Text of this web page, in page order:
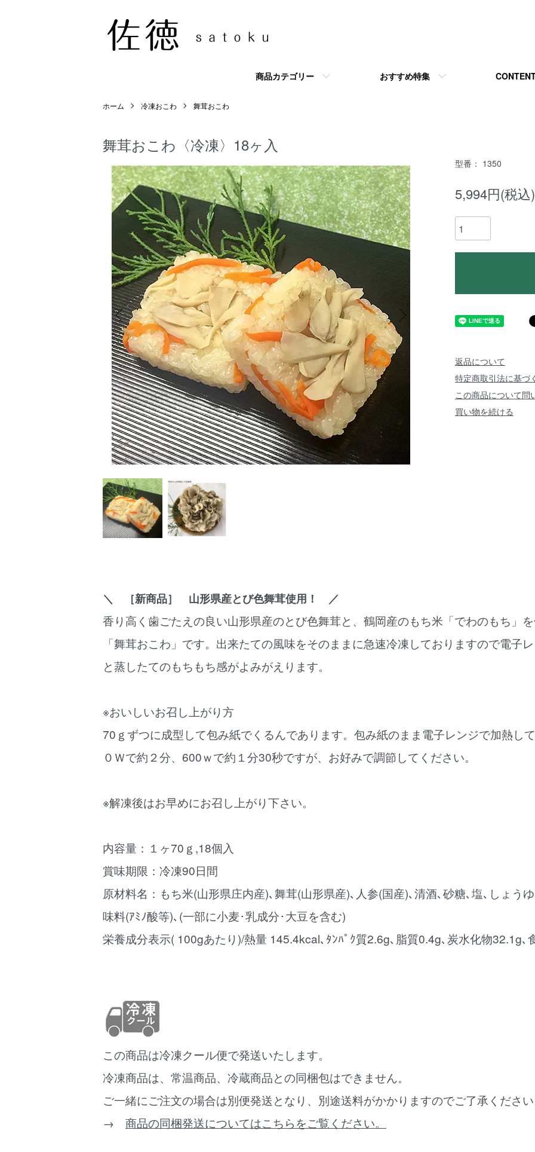
商品カテゴリー おすすめ特集
ホーム 冷凍おこわ 舞茸おこわ
舞茸おこわ〈冷凍〉18ヶ入
型番： 1350
5,994円(税込)
返品について
特定商取引法に基づ
この商品について問
買い物を続ける
＼ ［新商品］ 山形県産とび色舞茸使用！ ／
香り高く歯ごたえの良い山形県産のとび色舞茸と、鶴岡産のもち米「でわのもち」
「舞茸おこわ」です。出来たての風味をそのままに急速冷凍しておりますので電子
と蒸したてのもちもち感がよみがえります。
※おいしいお召し上がり方
70ｇずつに成型して包み紙でくるんであります。包み紙のまま電子レンジで加熱し
０Ｗで約２分、600ｗで約１分30秒ですが、お好みで調節してください。
※解凍後はお早めにお召し上がり下さい。
内容量：１ヶ70ｇ,18個入
賞味期限：冷凍90日間
原材料名：もち米(山形県庄内産)､舞茸(山形県産)､人参(国産)､清酒､砂糖､塩､しょう
味料(ｱﾐﾉ酸等)､(一部に小麦･乳成分･大豆を含む)
栄養成分表示( 100gあたり)/熱量 145.4kcal､ﾀﾝﾊﾟｸ質2.6g､脂質0.4g､炭水化物32.1g､
この商品は冷凍クール便で発送いたします。
冷凍商品は、常温商品、冷蔵商品との同梱包はできません。
ご一緒にご注文の場合は別便発送となり、別途送料がかかりますのでご了承ください
→ 商品の同梱発送についてはこちらをご覧ください。